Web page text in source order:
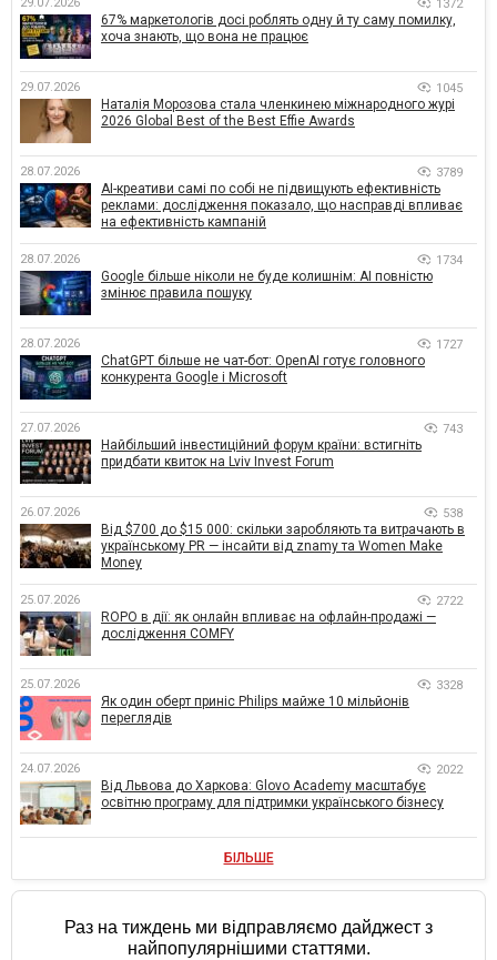
1372
67% маркетологів досі роблять одну й ту саму помилку,
хоча знають, що вона не працює
29.07.2026 1045
Наталія Морозова стала членкинею міжнародного журі
2026 Global Best of the Best Effie Awards
28.07.2026 3789
AI-креативи самі по собі не підвищують ефективність
реклами: дослідження показало, що насправді впливає
на ефективність кампаній
28.07.2026 1734
Google більше ніколи не буде колишнім: AI повністю
змінює правила пошуку
28.07.2026 1727
ChatGPT більше не чат-бот: OpenAI готує головного
конкурента Google і Microsoft
27.07.2026 743
Найбільший інвестиційний форум країни: встигніть
придбати квиток на Lviv Invest Forum
26.07.2026 538
Від $700 до $15 000: скільки заробляють та витрачають в
українському PR — інсайти від znamy та Women Make
Money
25.07.2026 2722
ROPO в дії: як онлайн впливає на офлайн-продажі —
дослідження COMFY
25.07.2026 3328
Як один оберт приніс Philips майже 10 мільйонів
переглядів
24.07.2026 2022
Від Львова до Харкова: Glovo Academy масштабує
освітню програму для підтримки українського бізнесу
БІЛЬШЕ
Раз на тиждень ми відправляємо дайджест з
найпопулярнішими статтями.